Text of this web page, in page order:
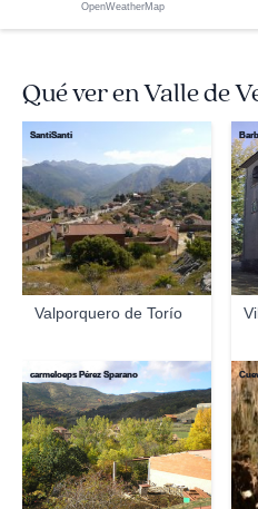
OpenWeatherMap
Qué ver en Valle de
Valporquero de Torío
SantiSanti
carmeloeps Pérez Sparano